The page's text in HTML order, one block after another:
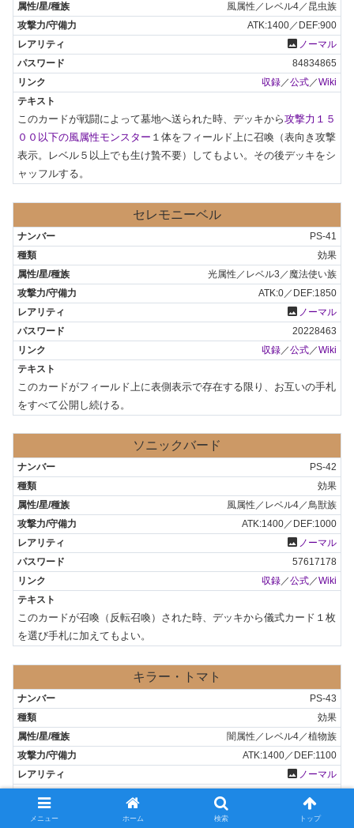
風属性／レベル4／昆虫族
ATK:1400／DEF:900
photo ノーマル
84834865
収録／公式／Wiki
このカードが戦闘によって墓地へ送られた時、デッキから攻撃力１５
００以下の風属性モンスター １体をフィールド上に召喚（表向き攻撃
表示。レベル５以上でも生け贄不要）してもよい。その後デッキをシ
ャッフルする。
セレモニーベル
PS-41
効果
光属性／レベル3／魔法使い族
ATK:0／DEF:1850
photo ノーマル
20228463
収録 ／公式 ／Wiki
このカードがフィールド上に表側表示で存在する限り、お互いの手札
をすべて公開し続ける。
ソニックバード
PS-42
効果
風属性／レベル4／鳥獣族
ATK:1400／DEF:1000
photo ノーマル
57617178
収録／公式／Wiki
このカードが召喚（反転召喚）された時、デッキから儀式カード１枚
を選び手札に加えてもよい。
キラー・トマト
PS-43
効果
闇属性／レベル4／植物族
ATK:1400／DEF:1100
photo ノーマル
公式／
メニュー ホーム 検索 トップ